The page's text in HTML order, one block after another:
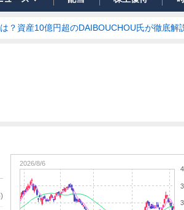
？資産10億円超のDAIBOUCHOU氏が徹底解
)
2026/8/6